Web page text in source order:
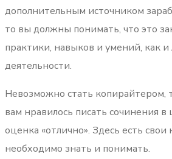
дополнительным источником
то вы должны понимать, что это
практики, навыков и умений, как
деятельности.
Невозможно стать копирайтером,
вам нравилось писать сочинения в
оценка «отлично». Здесь есть
необходимо знать и понимать.